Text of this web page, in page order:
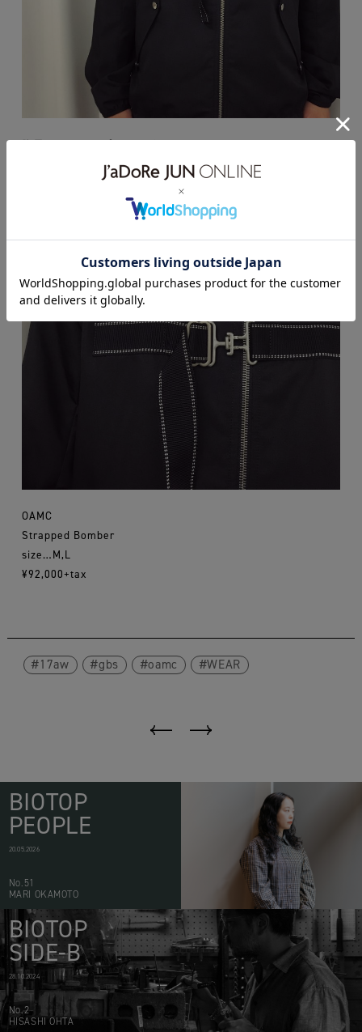
胸元のストラップがワンポイントに。
OAMC
Strapped Bomber
size…M,L
¥92,000+tax
17aw gbs oamc WEAR
BIOTOP
PEOPLE
20.05.2026
No.51
MARI OKAMOTO
BIOTOP
SIDE-B
28.10.2024
No.2
HISASHI OHTA